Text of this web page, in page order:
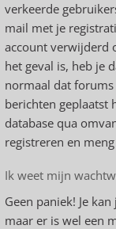
verkeerde
mail met je
account verwijderd
het geval is, heb je
normaal dat
berichten geplaatst
database qua
registreren en
Ik weet mijn
Geen paniek! Je
maar er is wel een